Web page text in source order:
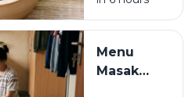
dengan
Manfaat
untuk
Menu
Masak